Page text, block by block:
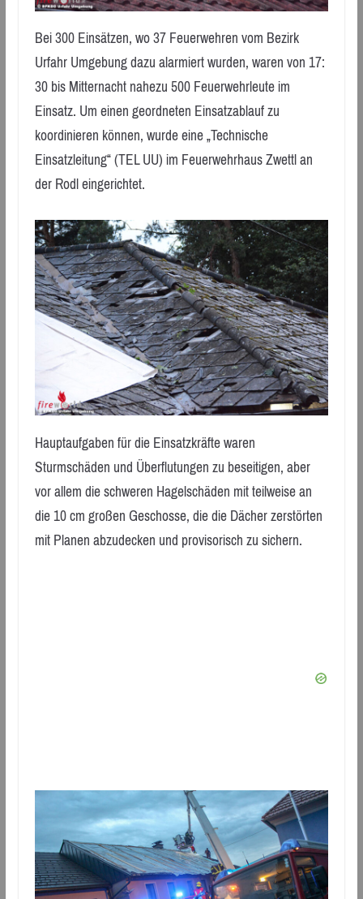
Bei 300 Einsätzen, wo 37 Feuerwehren vom Bezirk
Urfahr Umgebung dazu alarmiert wurden, waren von 17:
30 bis Mitternacht nahezu 500 Feuerwehrleute im
Einsatz. Um einen geordneten Einsatzablauf zu
koordinieren können, wurde eine „Technische
Einsatzleitung“ (TEL UU) im Feuerwehrhaus Zwettl an
der Rodl eingerichtet.
Hauptaufgaben für die Einsatzkräfte waren
Sturmschäden und Überflutungen zu beseitigen, aber
vor allem die schweren Hagelschäden mit teilweise an
die 10 cm großen Geschosse, die die Dächer zerstörten
mit Planen abzudecken und provisorisch zu sichern.